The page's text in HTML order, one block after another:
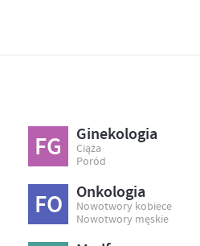
FG Ginekologia
Ciąża
Poród
FO Onkologia
Nowotwory kobiece
Nowotwory męskie